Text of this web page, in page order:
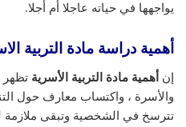
يواجهها في حياته عاجلا أم أجلا.
أهمية دراسة مادة التربية
إن أهمية مادة التربية الأسرية تظهر
والأسرة ، واكتساب معارف حول
تترسخ في الشخصية وتبقى ملازمة